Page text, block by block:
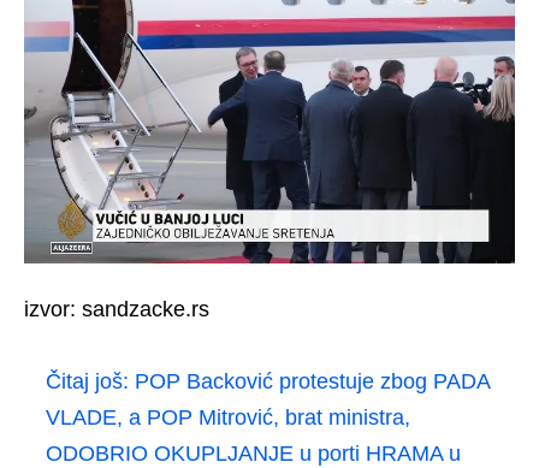
izvor: sandzacke.rs
Čitaj još: POP Backović protestuje zbog PADA
VLADE, a POP Mitrović, brat ministra,
ODOBRIO OKUPLJANJE u porti HRAMA u